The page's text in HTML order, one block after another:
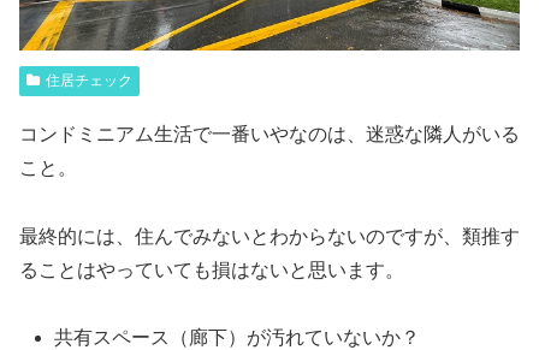
住居チェック
コンドミニアム生活で一番いやなのは、迷惑な隣人がいる
こと。
最終的には、住んでみないとわからないのですが、類推す
ることはやっていても損はないと思います。
共有スペース（廊下）が汚れていないか？